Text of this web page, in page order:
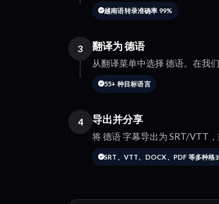
越南语转录准确率 99%
3 翻译为 德语
从翻译菜单中选择 德语。在我
55+ 种目标语言
4 导出并分享
将 德语 字幕导出为 SRT/VTT
SRT、VTT、DOCX、PDF 等多种格